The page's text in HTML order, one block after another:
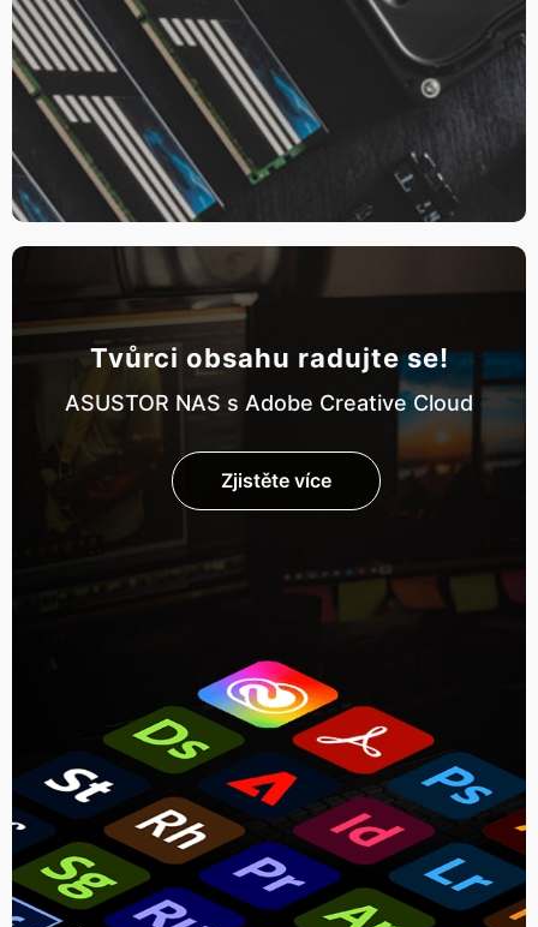
Tvůrci obsahu radujte se!
ASUSTOR NAS s Adobe Creative Cloud
Zjistěte více